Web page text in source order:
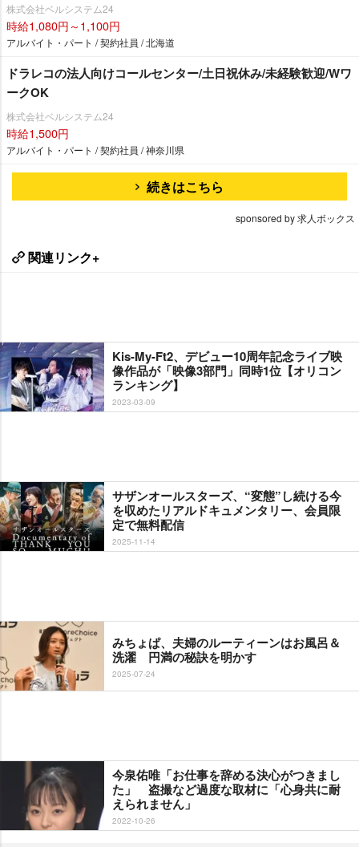
株式会社ベルシステム24
時給1,080円～1,100円
アルバイト・パート / 契約社員 / 北海道
ドラレコの法人向けコールセンター/土日祝休み/未経験歓迎/Wワ
ークOK
株式会社ベルシステム24
時給1,500円
アルバイト・パート / 契約社員 / 神奈川県
続きはこちら
sponsored by 求人ボックス
関連リンク+
Kis-My-Ft2、デビュー10周年記念ライブ映
像作品が「映像3部門」同時1位【オリコン
ランキング】
2023-03-09
サザンオールスターズ、“変態”し続ける今
を収めたリアルドキュメンタリー、会員限
定で無料配信
2025-11-14
みちょぱ、夫婦のルーティーンはお風呂＆
洗濯 円満の秘訣を明かす
2025-07-24
今泉佑唯「お仕事を辞める決心がつきまし
た」 盗撮など過度な取材に「心身共に耐
えられません」
2022-10-26